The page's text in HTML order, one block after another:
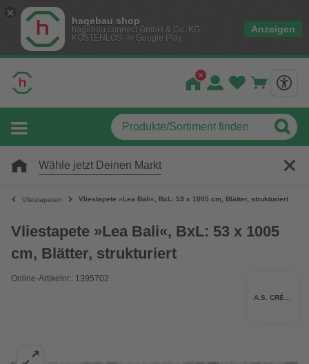
hagebau shop
hagebau connect GmbH & Co. KG
KOSTENLOS- In Google Play
Anzeigen
Wähle jetzt Deinen Markt
Vliestapeten Vliestapete »Lea Bali«, BxL: 53 x 1005 cm, Blätter, strukturiert
Vliestapete »Lea Bali«, BxL: 53 x 1005
cm, Blätter, strukturiert
Online-Artikelnr.: 1395702